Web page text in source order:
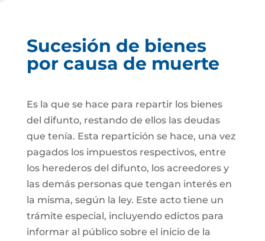
Sucesión de bienes
por causa de muerte
Es la que se hace para repartir los bienes
del difunto, restando de ellos las deudas
que tenía. Esta repartición se hace, una vez
pagados los impuestos respectivos, entre
los herederos del difunto, los acreedores y
las demás personas que tengan interés en
la misma, según la ley. Este acto tiene un
trámite especial, incluyendo edictos para
informar al público sobre el inicio de la